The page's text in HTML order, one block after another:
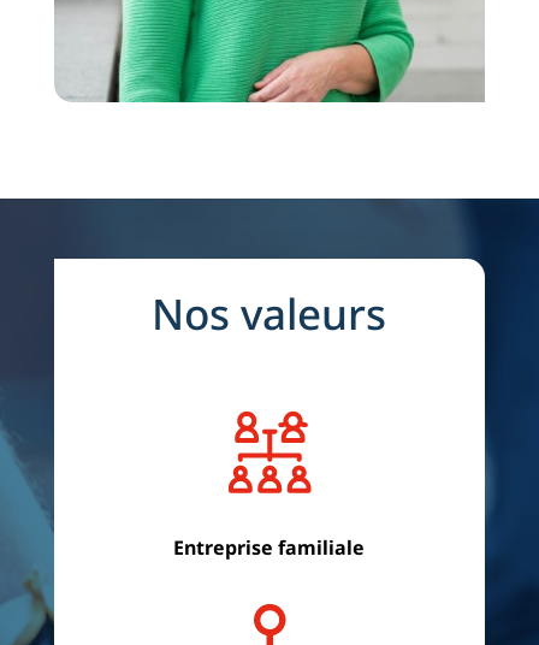
Nos valeurs
Entreprise familiale